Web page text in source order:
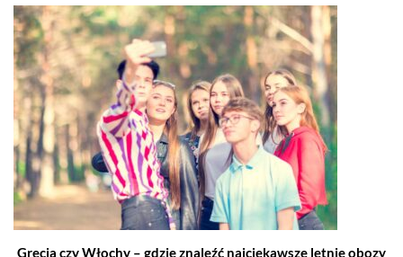
Grecja czy Włochy – gdzie znaleźć najciekawsze letnie obozy